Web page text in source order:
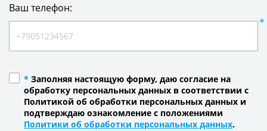
Ваш телефон:
* Заполняя настоящую форму, даю согласие на
обработку персональных данных в соответствии с
Политикой об обработки персональных данных и
подтверждаю ознакомление с положениями
Политики об обработки персональных данных.